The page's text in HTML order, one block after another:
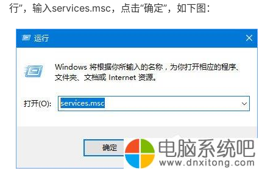
行”，输入services.msc，点击“确定”，如下图：